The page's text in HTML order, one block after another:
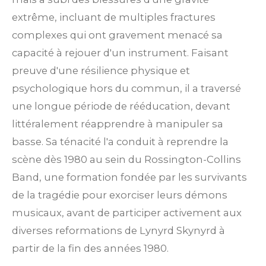
extrême, incluant de multiples fractures
complexes qui ont gravement menacé sa
capacité à rejouer d'un instrument. Faisant
preuve d'une résilience physique et
psychologique hors du commun, il a traversé
une longue période de rééducation, devant
littéralement réapprendre à manipuler sa
basse. Sa ténacité l'a conduit à reprendre la
scène dès 1980 au sein du Rossington-Collins
Band, une formation fondée par les survivants
de la tragédie pour exorciser leurs démons
musicaux, avant de participer activement aux
diverses reformations de Lynyrd Skynyrd à
partir de la fin des années 1980.